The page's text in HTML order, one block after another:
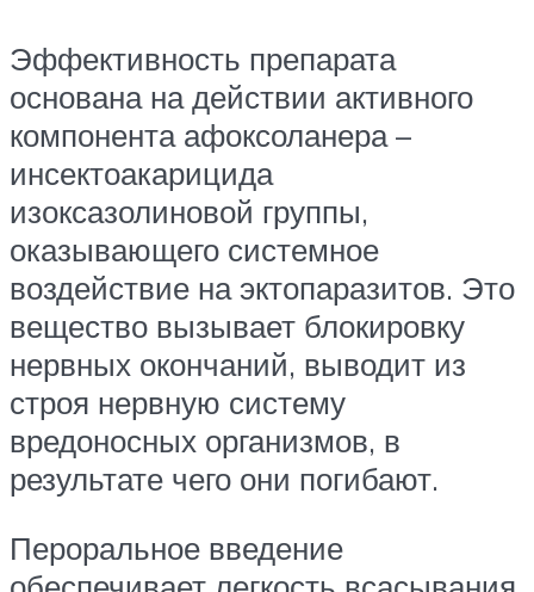
Эффективность препарата
основана на действии активного
компонента афоксоланера –
инсектоакарицида
изоксазолиновой группы,
оказывающего системное
воздействие на эктопаразитов. Это
вещество вызывает блокировку
нервных окончаний, выводит из
строя нервную систему
вредоносных организмов, в
результате чего они погибают.
Пероральное введение